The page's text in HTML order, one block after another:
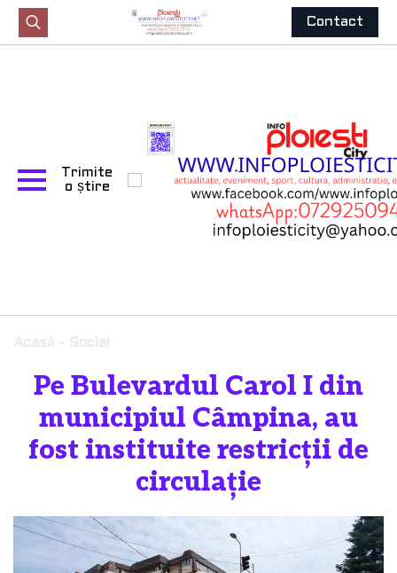
Search
Contact
Trimite
o știre
-
Pe Bulevardul Carol I din
municipiul Câmpina, au
fost instituite restricții de
circulație